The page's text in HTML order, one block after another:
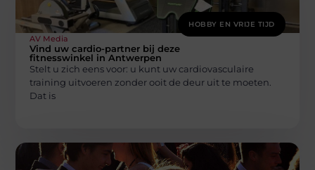
HOBBY EN VRIJE TIJD
AV Media
Vind uw cardio-partner bij deze
fitnesswinkel in Antwerpen
Stelt u zich eens voor: u kunt uw cardiovasculaire
training uitvoeren zonder ooit de deur uit te moeten.
Dat is